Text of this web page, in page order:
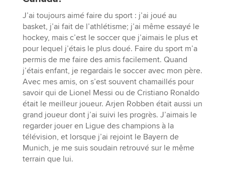
J’ai toujours aimé faire du sport : j’ai joué au
basket, j’ai fait de l’athlétisme; j’ai même essayé le
hockey, mais c’est le soccer que j’aimais le plus et
pour lequel j’étais le plus doué. Faire du sport m’a
permis de me faire des amis facilement. Quand
j’étais enfant, je regardais le soccer avec mon père.
Avec mes amis, on s’est souvent chamaillés pour
savoir qui de Lionel Messi ou de Cristiano Ronaldo
était le meilleur joueur. Arjen Robben était aussi un
grand joueur dont j’ai suivi les progrès. J’aimais le
regarder jouer en Ligue des champions à la
télévision, et lorsque j’ai rejoint le Bayern de
Munich, je me suis soudain retrouvé sur le même
terrain que lui.